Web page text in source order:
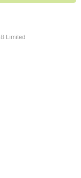
Limited